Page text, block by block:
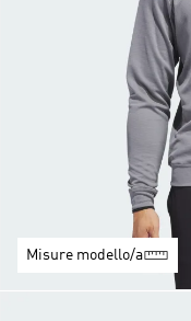
Misure modello/a